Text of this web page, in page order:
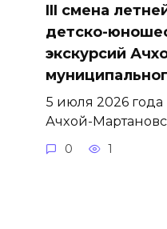
III смена
детско-
экскурсий
5 июля 2026
Ачхой-
0 1